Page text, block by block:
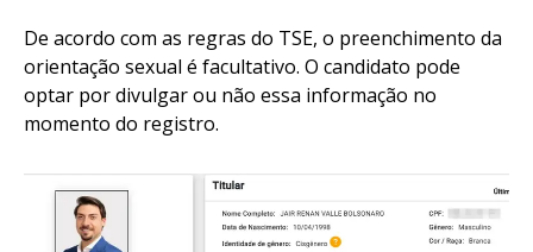
De acordo com as regras do TSE, o preenchimento da
orientação sexual é facultativo. O candidato pode
optar por divulgar ou não essa informação no
momento do registro.